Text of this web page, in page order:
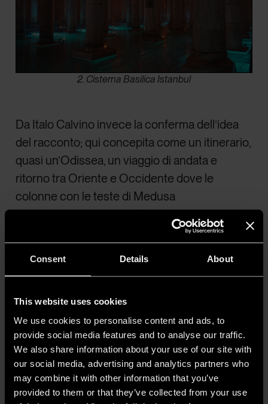
Consent Details About
This website uses cookies
We use cookies to personalise content and ads, to
provide social media features and to analyse our traffic.
We also share information about your use of our site with
our social media, advertising and analytics partners who
may combine it with other information that you’ve
provided to them or that they’ve collected from your use
2. Cisterna Basilica Istanbul
Da Italo Calvino invece la conferma dell’idea
del racconto; qui concepita come un itinerario,
quasi un’Odissea, un viaggio di andata e
ritorno tra Oriente e Occidente dove le
colonne con le teste di Medusa
ritorno, che sembrano rappresentare
L’acqua è la costante che si estende nella
Cisterna, sempre presente per tutto il viaggio.
in chiaroscuro all’andata e il profilo
architettonico al ritorno. Solo in un momento
sporadico del viaggio, la luce delle colonne si
dissolve per lasciare spazio a una nuova luce